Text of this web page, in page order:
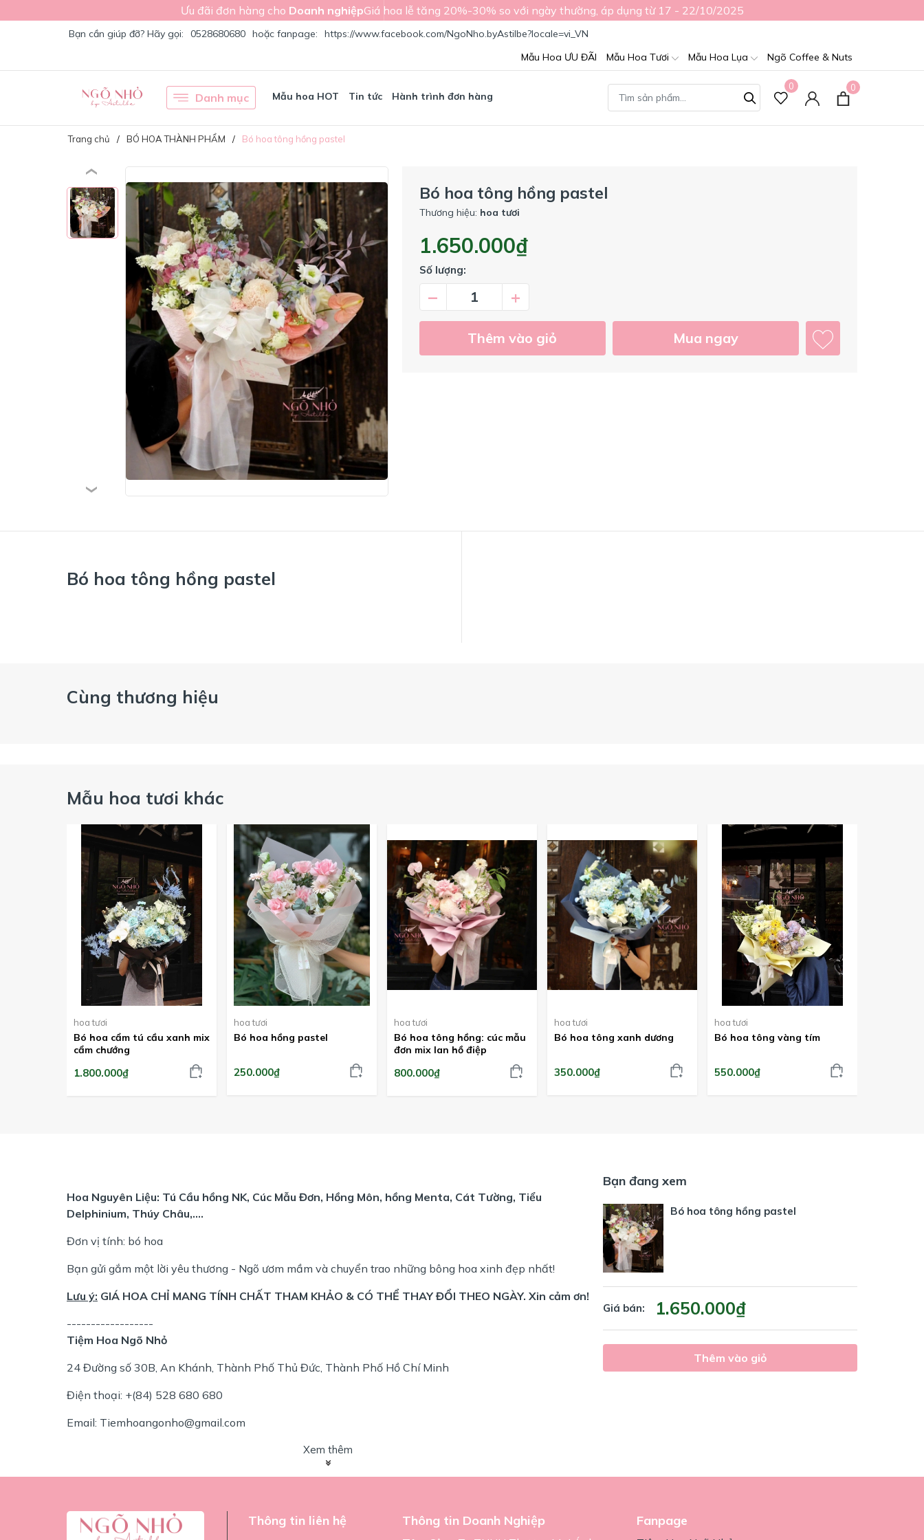
Ưu đãi đơn hàng cho Doanh nghiệpGiá hoa lễ tăng 20%-30% so với ngày thường, áp dụng từ 17 - 22/10/2025
Bạn cần giúp đỡ? Hãy gọi: 0528680680 hoặc fanpage:
https://www.facebook.com/NgoNho.byAstilbe?locale=vi_VN
Mẫu Hoa ƯU ĐÃI
Mẫu Hoa Tươi Mẫu Hoa Lụa Ngõ Coffee & Nuts
Danh mục Mẫu hoa HOT Tin tức Hành trình đơn hàng
0 0
Trang chủ BÓ HOA THÀNH PHẨM Bó hoa tông hồng pastel
Bó hoa tông hồng pastel
Thương hiệu: hoa tươi
1.650.000₫
Số lượng:
– +
Thêm vào giỏ Mua ngay
Bó hoa tông hồng pastel
Cùng thương hiệu
Mẫu hoa tươi khác
hoa tươi
Bó hoa cẩm tú cầu xanh mix
cẩm chướng
1.800.000₫
hoa tươi
Bó hoa hồng pastel
250.000₫
hoa tươi
Bó hoa tông hồng: cúc mẫu
đơn mix lan hồ điệp
800.000₫
hoa tươi
Bó hoa tông xanh dương
350.000₫
hoa tươi
Bó hoa tông vàng tím
550.000₫
Hoa Nguyên Liệu: Tú Cầu hồng NK, Cúc Mẫu Đơn, Hồng Môn, hồng Menta, Cát Tường, Tiểu
Delphinium, Thúy Châu,....
Đơn vị tính: bó hoa
Bạn gửi gắm một lời yêu thương - Ngõ ươm mầm và chuyển trao những bông hoa xinh đẹp nhất!
Lưu ý: GIÁ HOA CHỈ MANG TÍNH CHẤT THAM KHẢO & CÓ THỂ THAY ĐỔI THEO NGÀY. Xin cảm ơn!
------------------
Tiệm Hoa Ngõ Nhỏ
24 Đường số 30B, An Khánh, Thành Phố Thủ Đức, Thành Phố Hồ Chí Minh
Điện thoại: +(84) 528 680 680
Email: Tiemhoangonho@gmail.com
Xem thêm
Bạn đang xem
Bó hoa tông hồng pastel
Giá bán: 1.650.000₫
Thêm vào giỏ
Thông tin liên hệ Thông tin Doanh Nghiệp Fanpage